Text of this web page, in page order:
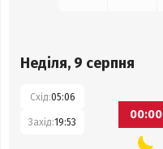
Неділя, 9 серпня
Схід:05:06
Захід:19:53
00:00